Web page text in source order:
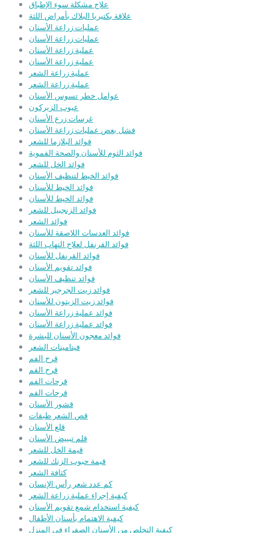
علاج مشكلة سوء الإطباق
علاقة بكتيريا البلاك بأمراض اللثة
عمليات زراعة الأسنان
عمليات زراعة الأسنان
عملية زراعة الأسنان
عملية زراعة الأسنان
عملية زراعة الشعر
عملية زراعة الشعر
عوامل خطر تسوس الأسنان
عيوب الزيركون
غرسات زرع الأسنان
فشل بعض عمليات زراعة الأسنان
فوائد البلازما للشعر
فوائد الثوم للأسنان والصحة الفموية
فوائد الخل للشعر
فوائد الخيط لتنظيف الأسنان
فوائد الخيط للأسنان
فوائد الخيط للأسنان
فوائد الزنجبيل للشعر
فوائد الشعر
فوائد العدسات اللاصقة للأسنان
فوائد القرنفل لعلاج التهاب اللثة
فوائد القرنفل للأسنان
فوائد تقويم الأسنان
فوائد تنظيف الأسنان
فوائد زيت الجرجير للشعر
فوائد زيت الزيتون للأسنان
فوائد عملية زراعة الأسنان
فوائد عملية زراعة الأسنان
فوائد معجون الأسنان للبشرة
فيتامينات الشعر
قرح الفم
قرح الفم
قرحات الفم
قرحات الفم
قشور الأسنان
قص الشعر طبقات
قلع الأسنان
قلم تبييض الأسنان
قيمة الخل للشعر
قيمة حبوب الزنك للشعر
كثافة الشعر
كم عدد شعر رأس الإنسان
كيفية إجراء عملية زراعة الشعر
كيفية استخدام شمع تقويم الأسنان
كيفية الاهتمام بأسنان الأطفال
كيفية التخلص من الأسنان الصفراء في المنزل